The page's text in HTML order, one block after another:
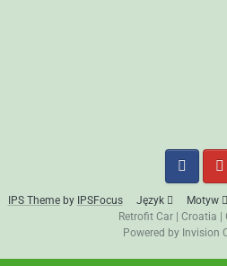
IPS Themeby IPSFocus Język Motyw
Retrofit Car| Croatia
Powered by Invision